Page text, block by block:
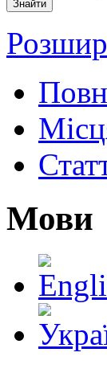
Мови